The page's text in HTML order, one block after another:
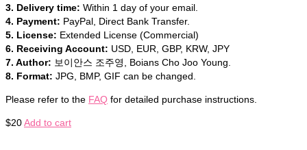
3. Delivery time: Within 1 day of your email.
4. Payment: PayPal, Direct Bank Transfer.
5. License: Extended License (Commercial)
6. Receiving Account: USD, EUR, GBP, KRW, JPY
7. Author: 보이안스 조주영, Boians Cho Joo Young.
8. Format: JPG, BMP, GIF can be changed.
Please refer to the FAQ for detailed purchase instructions.
$20Add to cart